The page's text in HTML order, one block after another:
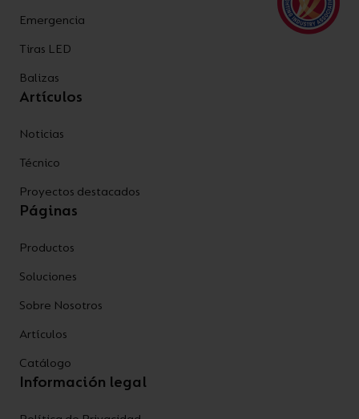
Emergencia
Tiras LED
Balizas
Artículos
Noticias
Técnico
Proyectos destacados
Páginas
Productos
Soluciones
Sobre Nosotros
Artículos
Catálogo
Información legal